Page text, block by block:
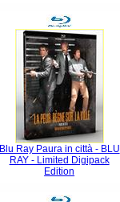
Blu Ray Paura in città - BLU
RAY - Limited Digipack
Edition